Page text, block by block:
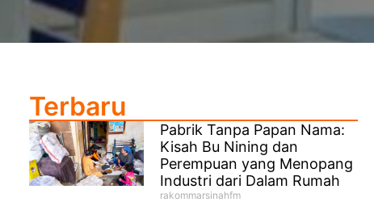
Terbaru
Pabrik Tanpa Papan Nama:
Kisah Bu Nining dan
Perempuan yang Menopang
Industri dari Dalam Rumah
rakommarsinahfm